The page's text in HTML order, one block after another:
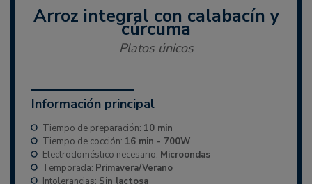
Arroz integral con calabacín y
cúrcuma
Platos únicos
Información principal
Tiempo de preparación: 10 min
Tiempo de cocción: 16 min - 700W
Electrodoméstico necesario: Microondas
Temporada: Primavera/Verano
Intolerancias: Sin lactosa